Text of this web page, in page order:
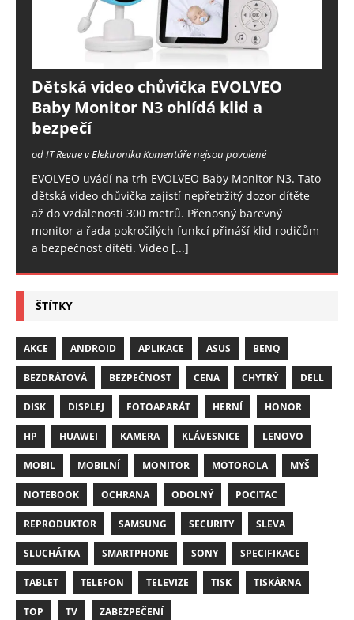
Dětská video chůvička EVOLVEO
Baby Monitor N3 ohlídá klid a
bezpečí
od IT Revue v ElektronikaKomentáře nejsou povolené
EVOLVEO uvádí na trh EVOLVEO Baby Monitor N3. Tato
dětská video chůvička zajistí nepřetržitý dozor dítěte
až do vzdálenosti 300 metrů. Přenosný barevný
monitor a řada pokročilých funkcí přináší klid rodičům
a bezpečnost dítěti. Video [...]
ŠTÍTKY
AKCE ANDROID APLIKACE ASUS BENQ
BEZDRÁTOVÁ BEZPEČNOST CENA CHYTRÝ DELL
DISK DISPLEJ FOTOAPARÁT HERNÍ HONOR
HP HUAWEI KAMERA KLÁVESNICE LENOVO
MOBIL MOBILNÍ MONITOR MOTOROLA MYŠ
NOTEBOOK OCHRANA ODOLNÝ POCITAC
REPRODUKTOR SAMSUNG SECURITY SLEVA
SLUCHÁTKA SMARTPHONE SONY SPECIFIKACE
TABLET TELEFON TELEVIZE TISK TISKÁRNA
TOP TV ZABEZPEČENÍ